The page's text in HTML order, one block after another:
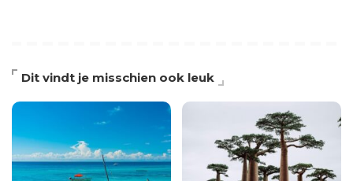
Dit vindt je misschien ook leuk